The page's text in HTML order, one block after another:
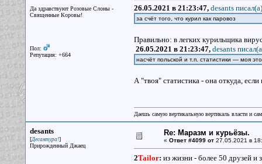
Да здравствуют Розовые Слоны -
Священные Коровы!
Пол:
Репутация: +664
26.05.2021 в 21:23:47, desants писал(a)
за счёт того, что курил как паровоз
Правильно: в легких курильщика
26.05.2021 в 21:23:47, desants
насчёт польской и т.п. статистики — моя
А "твоя" статистика - она откуда, если
Даешь самую вертикальную вертикаль власти и
desants
[Десантура!]
Прирожденный Джаец
Re: Маразм и курьёзы.
« Ответ #4099 от27.05.2021 в
2Tailor: из жизни - более 50 друзей и